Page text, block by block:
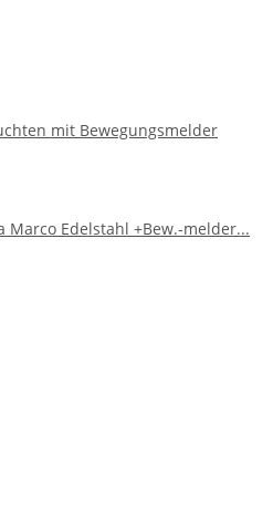
mit Bewegungsmelder